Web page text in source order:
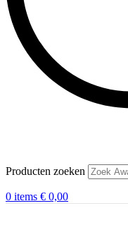
Producten zoeken
0 items € 0,00